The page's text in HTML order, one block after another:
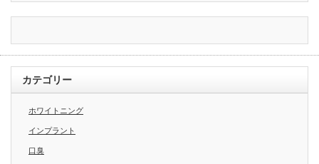
カテゴリー
ホワイトニング
インプラント
口臭